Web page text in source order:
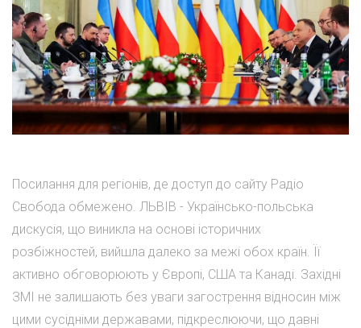
Посилання для регіонів, де доступ до сайту Радіо
Свобода обмежено. ЛЬВІВ - Українсько-польська
дискусія, що виникла на основі історичних
розбіжностей, вийшла далеко за межі обох країн. Її
активно обговорюють у Європі, США та Канаді. Західні
ЗМІ не залишають без уваги загострення відносин між
цими сусідніми державами, підкреслюючи, що давні